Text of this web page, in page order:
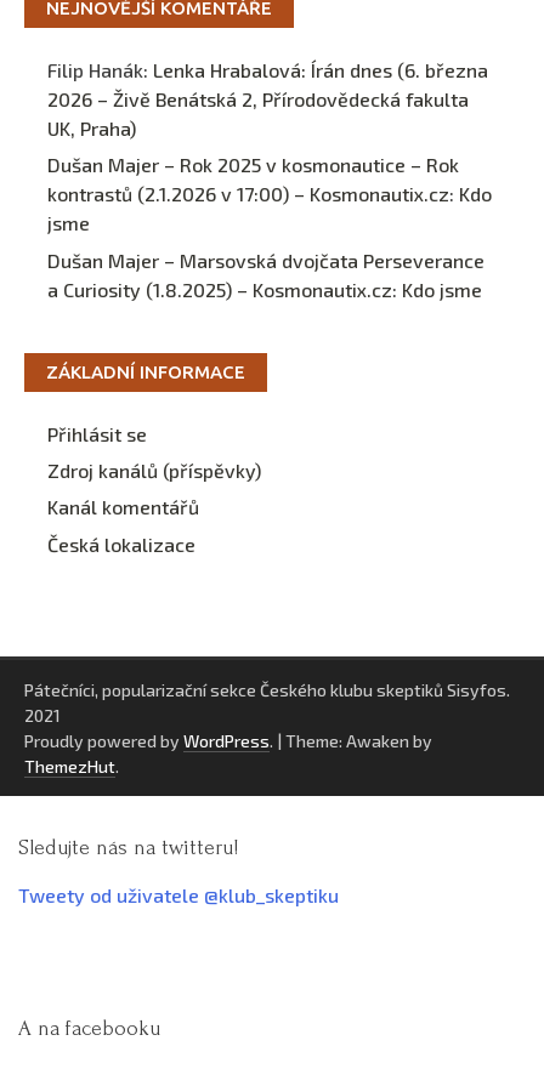
NEJNOVĚJŠÍ KOMENTÁŘE
Filip Hanák: Lenka Hrabalová: Írán dnes (6. března
2026 – Živě Benátská 2, Přírodovědecká fakulta
UK, Praha)
Dušan Majer – Rok 2025 v kosmonautice – Rok
kontrastů (2.1.2026 v 17:00) – Kosmonautix.cz: Kdo
jsme
Dušan Majer – Marsovská dvojčata Perseverance
a Curiosity (1.8.2025) – Kosmonautix.cz: Kdo jsme
ZÁKLADNÍ INFORMACE
Přihlásit se
Zdroj kanálů (příspěvky)
Kanál komentářů
Česká lokalizace
Pátečníci, popularizační sekce Českého klubu skeptiků Sisyfos.
2021
Proudly powered by WordPress. | Theme: Awaken by
ThemezHut.
Sledujte nás na twitteru!
Tweety od uživatele @klub_skeptiku
A na facebooku